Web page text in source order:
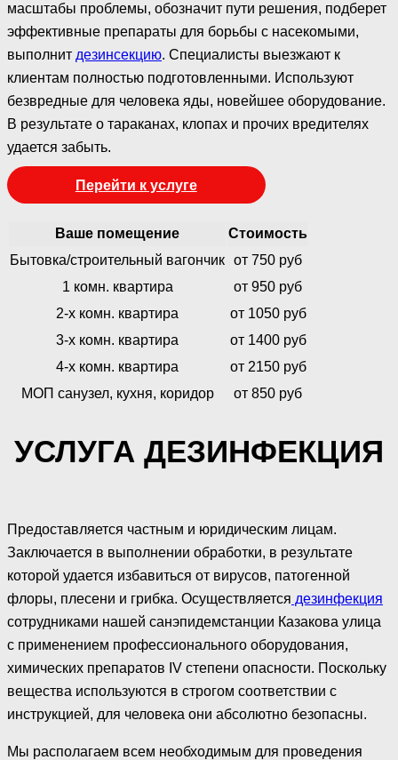
масштабы проблемы, обозначит пути решения, подберет
эффективные препараты для борьбы с насекомыми,
выполнит дезинсекцию. Специалисты выезжают к
клиентам полностью подготовленными. Используют
безвредные для человека яды, новейшее оборудование.
В результате о тараканах, клопах и прочих вредителях
удается забыть.
Перейти к услуге
Ваше помещение
Стоимость
Бытовка/строительный вагончик от 750 руб
1 комн. квартира
от 950 руб
2-х комн. квартира
от 1050 руб
3-х комн. квартира
от 1400 руб
4-х комн. квартира
от 2150 руб
МОП санузел, кухня, коридор
от 850 руб
УСЛУГА ДЕЗИНФЕКЦИЯ
Предоставляется частным и юридическим лицам.
Заключается в выполнении обработки, в результате
которой удается избавиться от вирусов, патогенной
флоры, плесени и грибка. Осуществляется дезинфекция
сотрудниками нашей санэпидемстанции Казакова улица
с применением профессионального оборудования,
химических препаратов IV степени опасности. Поскольку
вещества используются в строгом соответствии с
инструкцией, для человека они абсолютно безопасны.
Мы располагаем всем необходимым для проведения